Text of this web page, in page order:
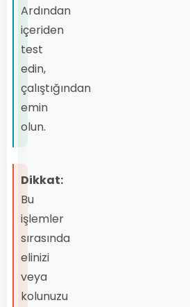
Ardından
içeriden
test
edin,
çalıştığından
emin
olun.
Dikkat:
Bu
işlemler
sırasında
elinizi
veya
kolunuzu